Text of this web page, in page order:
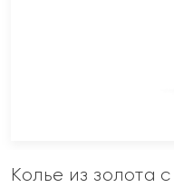
Колье из золота